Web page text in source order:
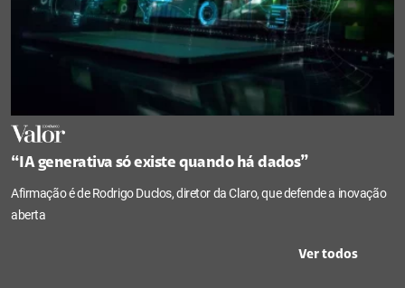
“IA generativa só existe quando há dados”
Afirmação é de Rodrigo Duclos, diretor da Claro, que defende a inovação
aberta
Ver todos